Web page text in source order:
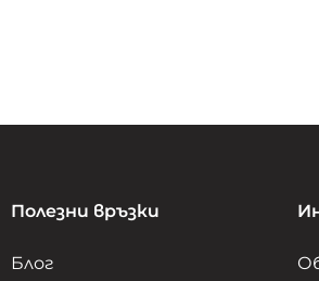
Полезни връзки
Блог